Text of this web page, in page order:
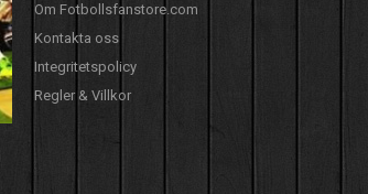
Om Fotbollsfanstore.com
Kontakta oss
Integritetspolicy
Regler & Villkor